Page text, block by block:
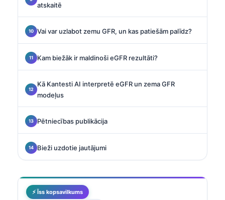
atskaitē
Vai var uzlabot zemu GFR, un kas patiešām palīdz?
Kam biežāk ir maldinoši eGFR rezultāti?
Kā Kantesti AI interpretē eGFR un zema GFR
modeļus
Pētniecības publikācija
Bieži uzdotie jautājumi
⚡ Īss kopsavilkums